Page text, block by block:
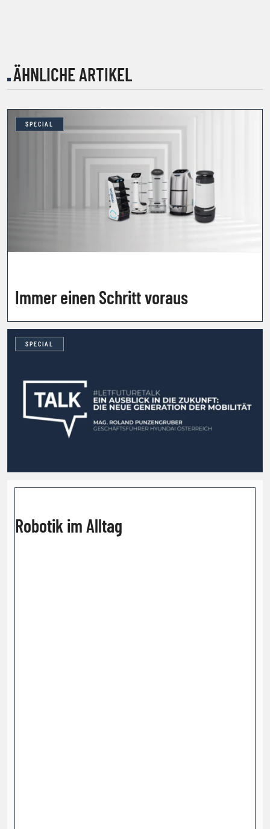
ÄHNLICHE ARTIKEL
SPECIAL
Immer einen Schritt voraus
SPECIAL
Robotik im Alltag